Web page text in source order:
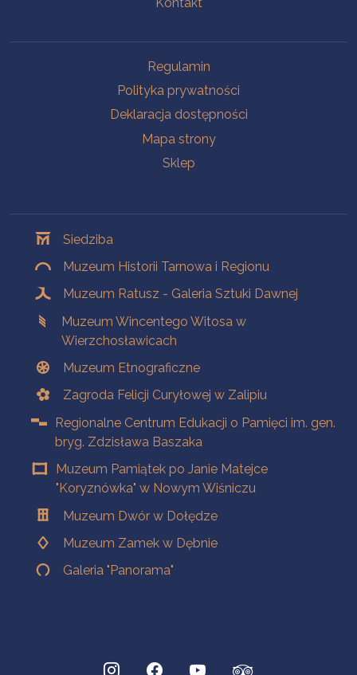
Kontakt
Regulamin
Polityka prywatności
Deklaracja dostępności
Mapa strony
Sklep
Siedziba
Muzeum Historii Tarnowa i Regionu
Muzeum Ratusz - Galeria Sztuki Dawnej
Muzeum Wincentego Witosa w
Wierzchosławicach
Muzeum Etnograficzne
Zagroda Felicji Curyłowej w Zalipiu
Regionalne Centrum Edukacji o Pamięci im. gen.
bryg. Zdzisława Baszaka
Muzeum Pamiątek po Janie Matejce
"Koryznówka" w Nowym Wiśniczu
Muzeum Dwór w Dołędze
Muzeum Zamek w Dębnie
Galeria "Panorama"